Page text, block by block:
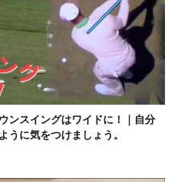
ンスイングはワイドに！｜自分
うに気をつけましょう。